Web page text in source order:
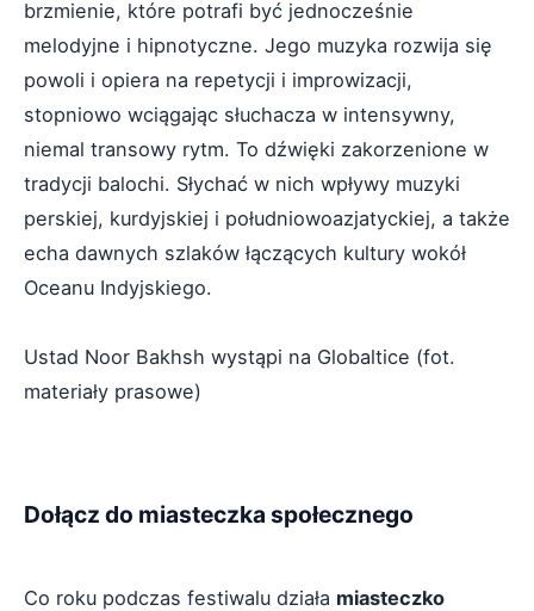
brzmienie, które potrafi być jednocześnie
melodyjne i hipnotyczne. Jego muzyka rozwija się
powoli i opiera na repetycji i improwizacji,
stopniowo wciągając słuchacza w intensywny,
niemal transowy rytm. To dźwięki zakorzenione w
tradycji balochi. Słychać w nich wpływy muzyki
perskiej, kurdyjskiej i południowoazjatyckiej, a także
echa dawnych szlaków łączących kultury wokół
Oceanu Indyjskiego.
Ustad Noor Bakhsh wystąpi na Globaltice (fot.
materiały prasowe)
Dołącz do miasteczka społecznego
Co roku podczas festiwalu działa miasteczko